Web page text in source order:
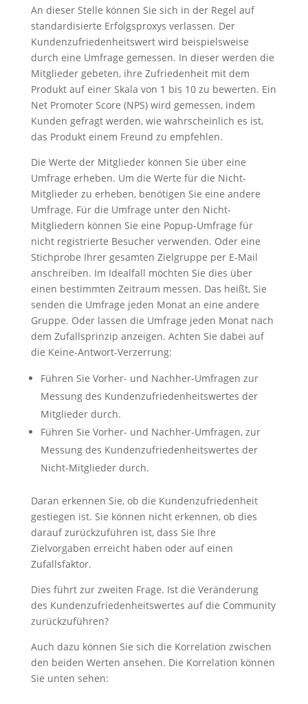
An dieser Stelle können Sie sich in der Regel auf
standardisierte Erfolgsproxys verlassen. Der
Kundenzufriedenheitswert wird beispielsweise
durch eine Umfrage gemessen. In dieser werden die
Mitglieder gebeten, ihre Zufriedenheit mit dem
Produkt auf einer Skala von 1 bis 10 zu bewerten. Ein
Net Promoter Score (NPS) wird gemessen, indem
Kunden gefragt werden, wie wahrscheinlich es ist,
das Produkt einem Freund zu empfehlen.
Die Werte der Mitglieder können Sie über eine
Umfrage erheben. Um die Werte für die Nicht-
Mitglieder zu erheben, benötigen Sie eine andere
Umfrage. Für die Umfrage unter den Nicht-
Mitgliedern können Sie eine Popup-Umfrage für
nicht registrierte Besucher verwenden. Oder eine
Stichprobe Ihrer gesamten Zielgruppe per E-Mail
anschreiben. Im Idealfall möchten Sie dies über
einen bestimmten Zeitraum messen. Das heißt, Sie
senden die Umfrage jeden Monat an eine andere
Gruppe. Oder lassen die Umfrage jeden Monat nach
dem Zufallsprinzip anzeigen. Achten Sie dabei auf
die Keine-Antwort-Verzerrung:
Führen Sie Vorher- und Nachher-Umfragen zur
Messung des Kundenzufriedenheitswertes der
Mitglieder durch.
Führen Sie Vorher- und Nachher-Umfragen, zur
Messung des Kundenzufriedenheitswertes der
Nicht-Mitglieder durch.
Daran erkennen Sie, ob die Kundenzufriedenheit
gestiegen ist. Sie können nicht erkennen, ob dies
darauf zurückzuführen ist, dass Sie Ihre
Zielvorgaben erreicht haben oder auf einen
Zufallsfaktor.
Dies führt zur zweiten Frage. Ist die Veränderung
des Kundenzufriedenheitswertes auf die Community
zurückzuführen?
Auch dazu können Sie sich die Korrelation zwischen
den beiden Werten ansehen. Die Korrelation können
Sie unten sehen: